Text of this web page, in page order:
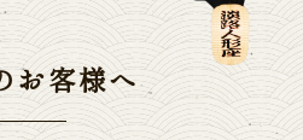
お客様へ